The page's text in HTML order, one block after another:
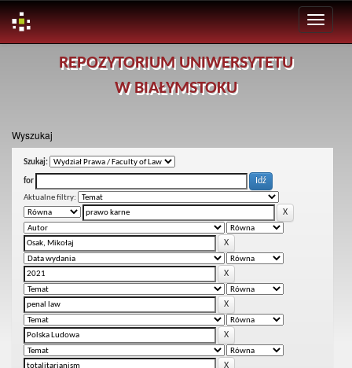
REPOZYTORIUM UNIWERSYTETU
W BIAŁYMSTOKU
Wyszukaj
Szukaj:
for
Aktualne filtry: